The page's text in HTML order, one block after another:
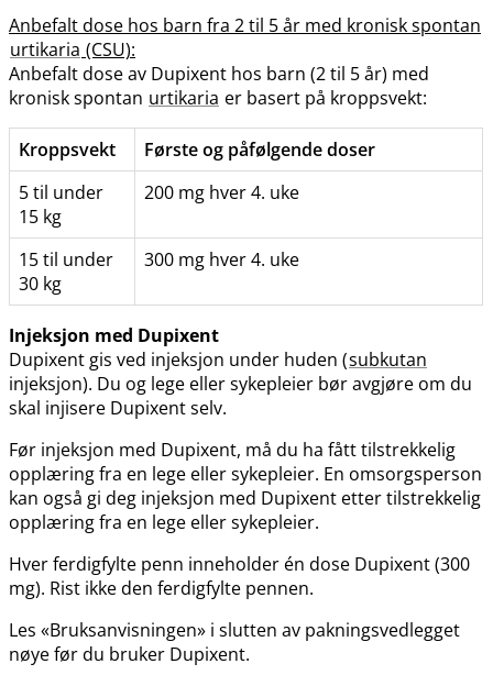
Anbefalt dose hos barn fra 2 til 5 år med kronisk spontan
urtikaria (CSU):
Anbefalt dose av Dupixent hos barn (2 til 5 år) med
kronisk spontan urtikaria er basert på kroppsvekt:
Kroppsvekt
Første og påfølgende doser
5 til under
15 kg
200 mg hver 4. uke
15 til under
30 kg
300 mg hver 4. uke
Injeksjon med Dupixent
Dupixent gis ved injeksjon under huden (subkutan
injeksjon). Du og lege eller sykepleier bør avgjøre om du
skal injisere Dupixent selv.
Før injeksjon med Dupixent, må du ha fått tilstrekkelig
opplæring fra en lege eller sykepleier. En omsorgsperson
kan også gi deg injeksjon med Dupixent etter tilstrekkelig
opplæring fra en lege eller sykepleier.
Hver ferdigfylte penn inneholder én dose Dupixent (300
mg). Rist ikke den ferdigfylte pennen.
Les «Bruksanvisningen» i slutten av pakningsvedlegget
nøye før du bruker Dupixent.